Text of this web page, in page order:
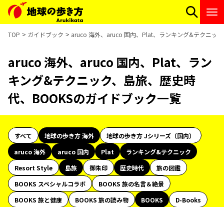
TOP ガイドブック aruco 海外、aruco 国内、Plat、ランキング&テクニッ
aruco 海外、aruco 国内、Plat、ラン
キング&テクニック、島旅、歴史時
代、BOOKSのガイドブック一覧
すべて 地球の歩き方 海外
地球の歩き方 Jシリーズ（国内）
aruco 海外
aruco 国内 Plat
ランキング&テクニック
Resort Style
島旅 御朱印 歴史時代
旅の図鑑
BOOKS スペシャルコラボ
BOOKS 旅の名言＆絶景
BOOKS 旅と健康
BOOKS 旅の読み物 BOOKS
D-Books